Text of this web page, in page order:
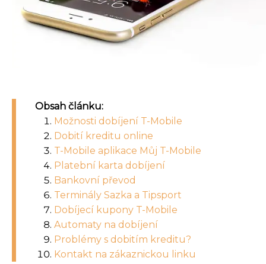
Obsah článku:
Možnosti dobíjení T-Mobile
Dobití kreditu online
T-Mobile aplikace Můj T-Mobile
Platební karta dobíjení
Bankovní převod
Terminály Sazka a Tipsport
Dobíjecí kupony T-Mobile
Automaty na dobíjení
Problémy s dobitím kreditu?
Kontakt na zákaznickou linku